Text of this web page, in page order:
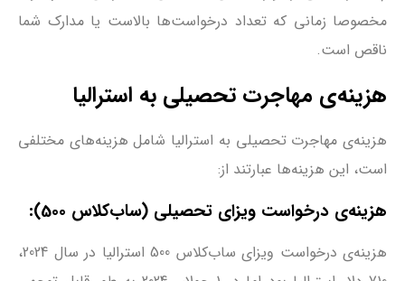
مخصوصا زمانی که تعداد درخواست‌ها بالاست یا مدارک شما
ناقص است.
هزینه‌ی مهاجرت تحصیلی به استرالیا
هزینه‌ی مهاجرت تحصیلی به استرالیا شامل هزینه‌های مختلفی
است، این هزینه‌ها عبارتند از:
هزینه‌ی درخواست ویزای تحصیلی (ساب‌کلاس 500):
هزینه‌ی درخواست ویزای ساب‌کلاس 500 استرالیا در سال 2024،